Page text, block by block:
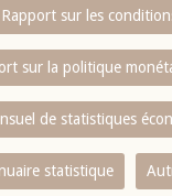
Rapport sur les
sur la politique
de statistiques
statistique